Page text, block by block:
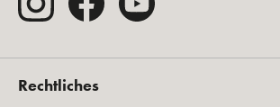
Rechtliches